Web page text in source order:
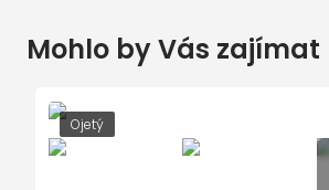
Rezervní kolo ocelové
Příprava pro služby ŠKODA
Android Auto
asistent jízdy v jízdním pruhu
asistent rozjezdu do kopce
Mohlo by Vás zajímat
Ojetý